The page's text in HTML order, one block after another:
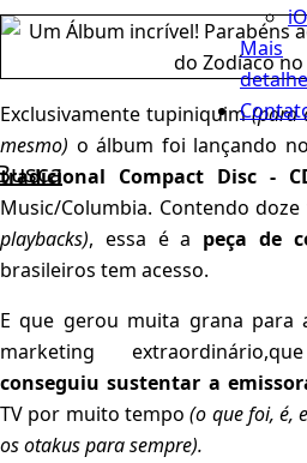
Mais
Exclusivamente tupiniquim(para
mesmo) o álbum foi lançando
tradicional Compact Disc -
Music/Columbia. Contendo doze
playbacks), essa é a peça de
brasileiros tem acesso.
E que gerou muita grana para
marketing
conseguiu sustentar a
TV por muito tempo(o que foi, é,
os otakus para sempre).